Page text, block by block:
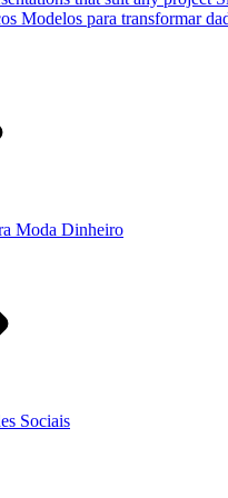
Modelos para transformar
Moda Dinheiro
Sociais